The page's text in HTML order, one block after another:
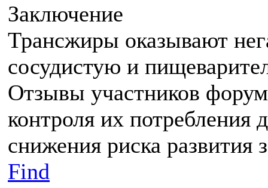
Заключение
Трансжиры оказывают
сосудистую и
Отзывы участников
контроля их потребления
снижения риска развития
Find